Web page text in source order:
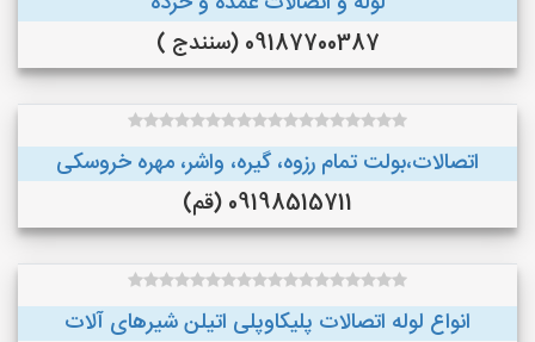
09187700387 (سنندج )
اتصالات،بولت تمام رزوه، گیره، واشر، مهره خروسکی
09198515711 (قم)
انواع لوله اتصالات پلیکاوپلی اتیلن ‌شیرهای آلات